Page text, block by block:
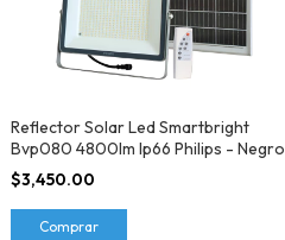
Reflector Solar Led Smartbright
Bvp080 4800lm Ip66 Philips - Negro
$3,450.00
Comprar